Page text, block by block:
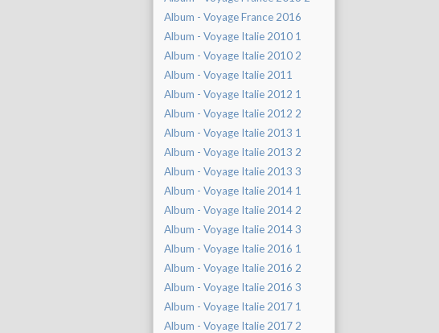
Album - Voyage France 2016
Album - Voyage Italie 2010 1
Album - Voyage Italie 2010 2
Album - Voyage Italie 2011
Album - Voyage Italie 2012 1
Album - Voyage Italie 2012 2
Album - Voyage Italie 2013 1
Album - Voyage Italie 2013 2
Album - Voyage Italie 2013 3
Album - Voyage Italie 2014 1
Album - Voyage Italie 2014 2
Album - Voyage Italie 2014 3
Album - Voyage Italie 2016 1
Album - Voyage Italie 2016 2
Album - Voyage Italie 2016 3
Album - Voyage Italie 2017 1
Album - Voyage Italie 2017 2